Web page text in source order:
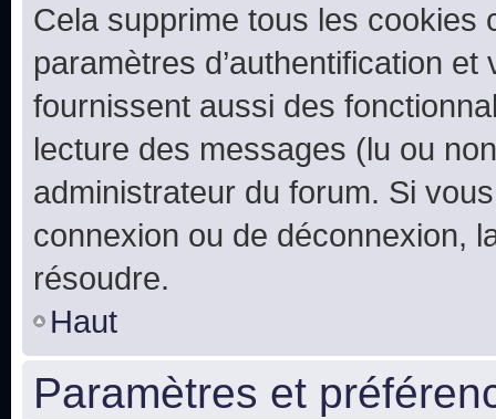
Cela supprime tous les cookies
paramètres d’authentification
fournissent aussi des
lecture des messages (lu ou
administrateur du forum. Si
connexion ou de déconnexion,
résoudre.
Haut
Paramètres et